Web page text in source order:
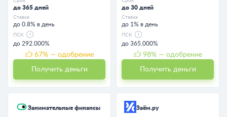
до 365 дней
Ставка
до 0.8% в день
ПСК
до 292.000%
67% — одобрение
Получить деньги
до 30 дней
Ставка
до 1% в день
ПСК
до 365.000%
98% — одобрение
Получить деньги
Занимательные финансы Заём.ру